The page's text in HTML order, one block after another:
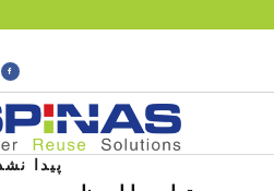
پیدا